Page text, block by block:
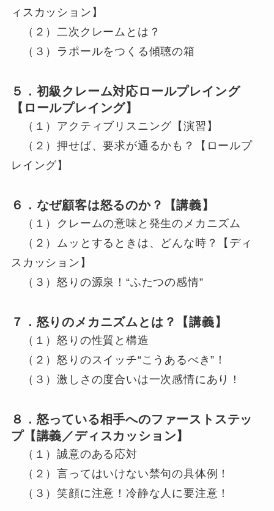
ィスカッション】
（２）二次クレームとは？
（３）ラポールをつくる傾聴の箱
５．初級クレーム対応ロールプレイング
【ロールプレイング】
（１）アクティブリスニング【演習】
（２）押せば、要求が通るかも？【ロールプ
レイング】
６．なぜ顧客は怒るのか？【講義】
（１）クレームの意味と発生のメカニズム
（２）ムッとするときは、どんな時？【ディ
スカッション】
（３）怒りの源泉！“ふたつの感情”
７．怒りのメカニズムとは？【講義】
（１）怒りの性質と構造
（２）怒りのスイッチ“こうあるべき”！
（３）激しさの度合いは一次感情にあり！
８．怒っている相手へのファーストステッ
プ【講義／ディスカッション】
（１）誠意のある応対
（２）言ってはいけない禁句の具体例！
（３）笑顔に注意！冷静な人に要注意！